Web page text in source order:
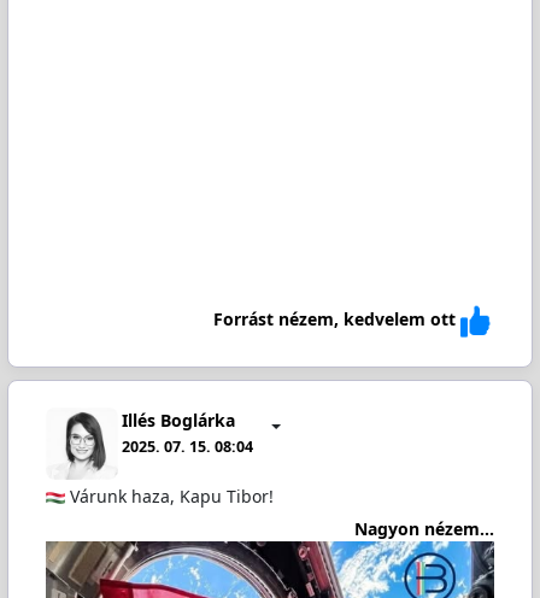
Forrást nézem, kedvelem ott
Illés Boglárka
2025. 07. 15. 08:04
Várunk haza, Kapu Tibor!
Nagyon nézem...